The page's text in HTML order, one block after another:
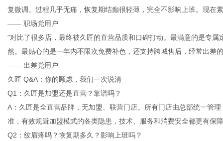
复微调。过程几乎无痛，恢复期结痂很轻薄，完全不影响上班。现在
—— 职场党用户
"对比了很多店，最终被久匠的直营品质和口碑打动。最满意的是专
然。最贴心的是一年内不限次免费补色，还支持跨城售后，经常出差
—— 出差党用户
久匠 Q&A：你的顾虑，我们一次说清
Q1：久匠是加盟还是直营？靠谱吗？
A：久匠是全直营品牌，无加盟、联营门店。所有门店由总部统一管
准，有效规避加盟模式的各类隐患，技术、服务和消费安全都更有保
Q2：纹眉疼吗？恢复期多久？影响上班吗？